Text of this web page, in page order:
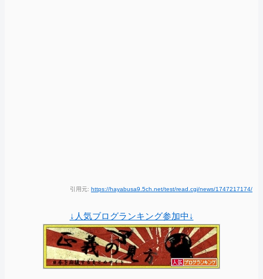
引用元: https://hayabusa9.5ch.net/test/read.cgi/news/1747217174/
↓人気ブログランキング参加中↓